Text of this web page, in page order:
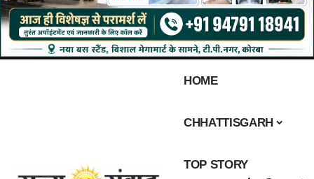
HOME
CHHATTISGARH
TOP STORY